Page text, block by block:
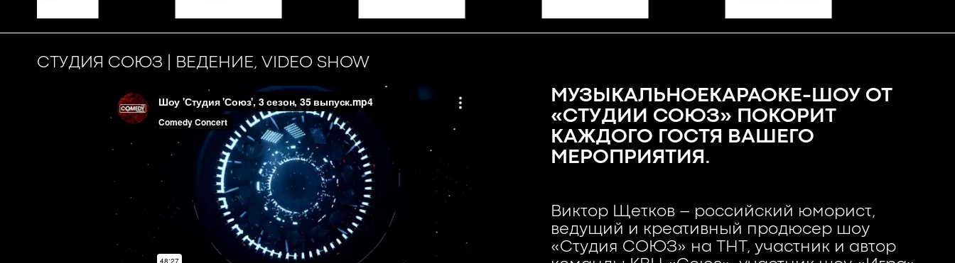
СТУДИЯ СОЮЗ | ВЕДЕНИЕ, VIDEO SHOW
МУЗЫКАЛЬНОЕКАРАОКЕ-ШОУ ОТ
«СТУДИИ СОЮЗ» ПОКОРИТ
КАЖДОГО ГОСТЯ ВАШЕГО
МЕРОПРИЯТИЯ.
Виктор Щетков – российский юморист,
ведущий и креативный продюсер шоу
«Студия СОЮЗ» на ТНТ, участник и автор